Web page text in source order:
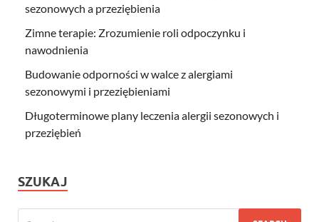
sezonowych a przeziębienia
Zimne terapie: Zrozumienie roli odpoczynku i
nawodnienia
Budowanie odporności w walce z alergiami
sezonowymi i przeziębieniami
Długoterminowe plany leczenia alergii sezonowych i
przeziębień
SZUKAJ